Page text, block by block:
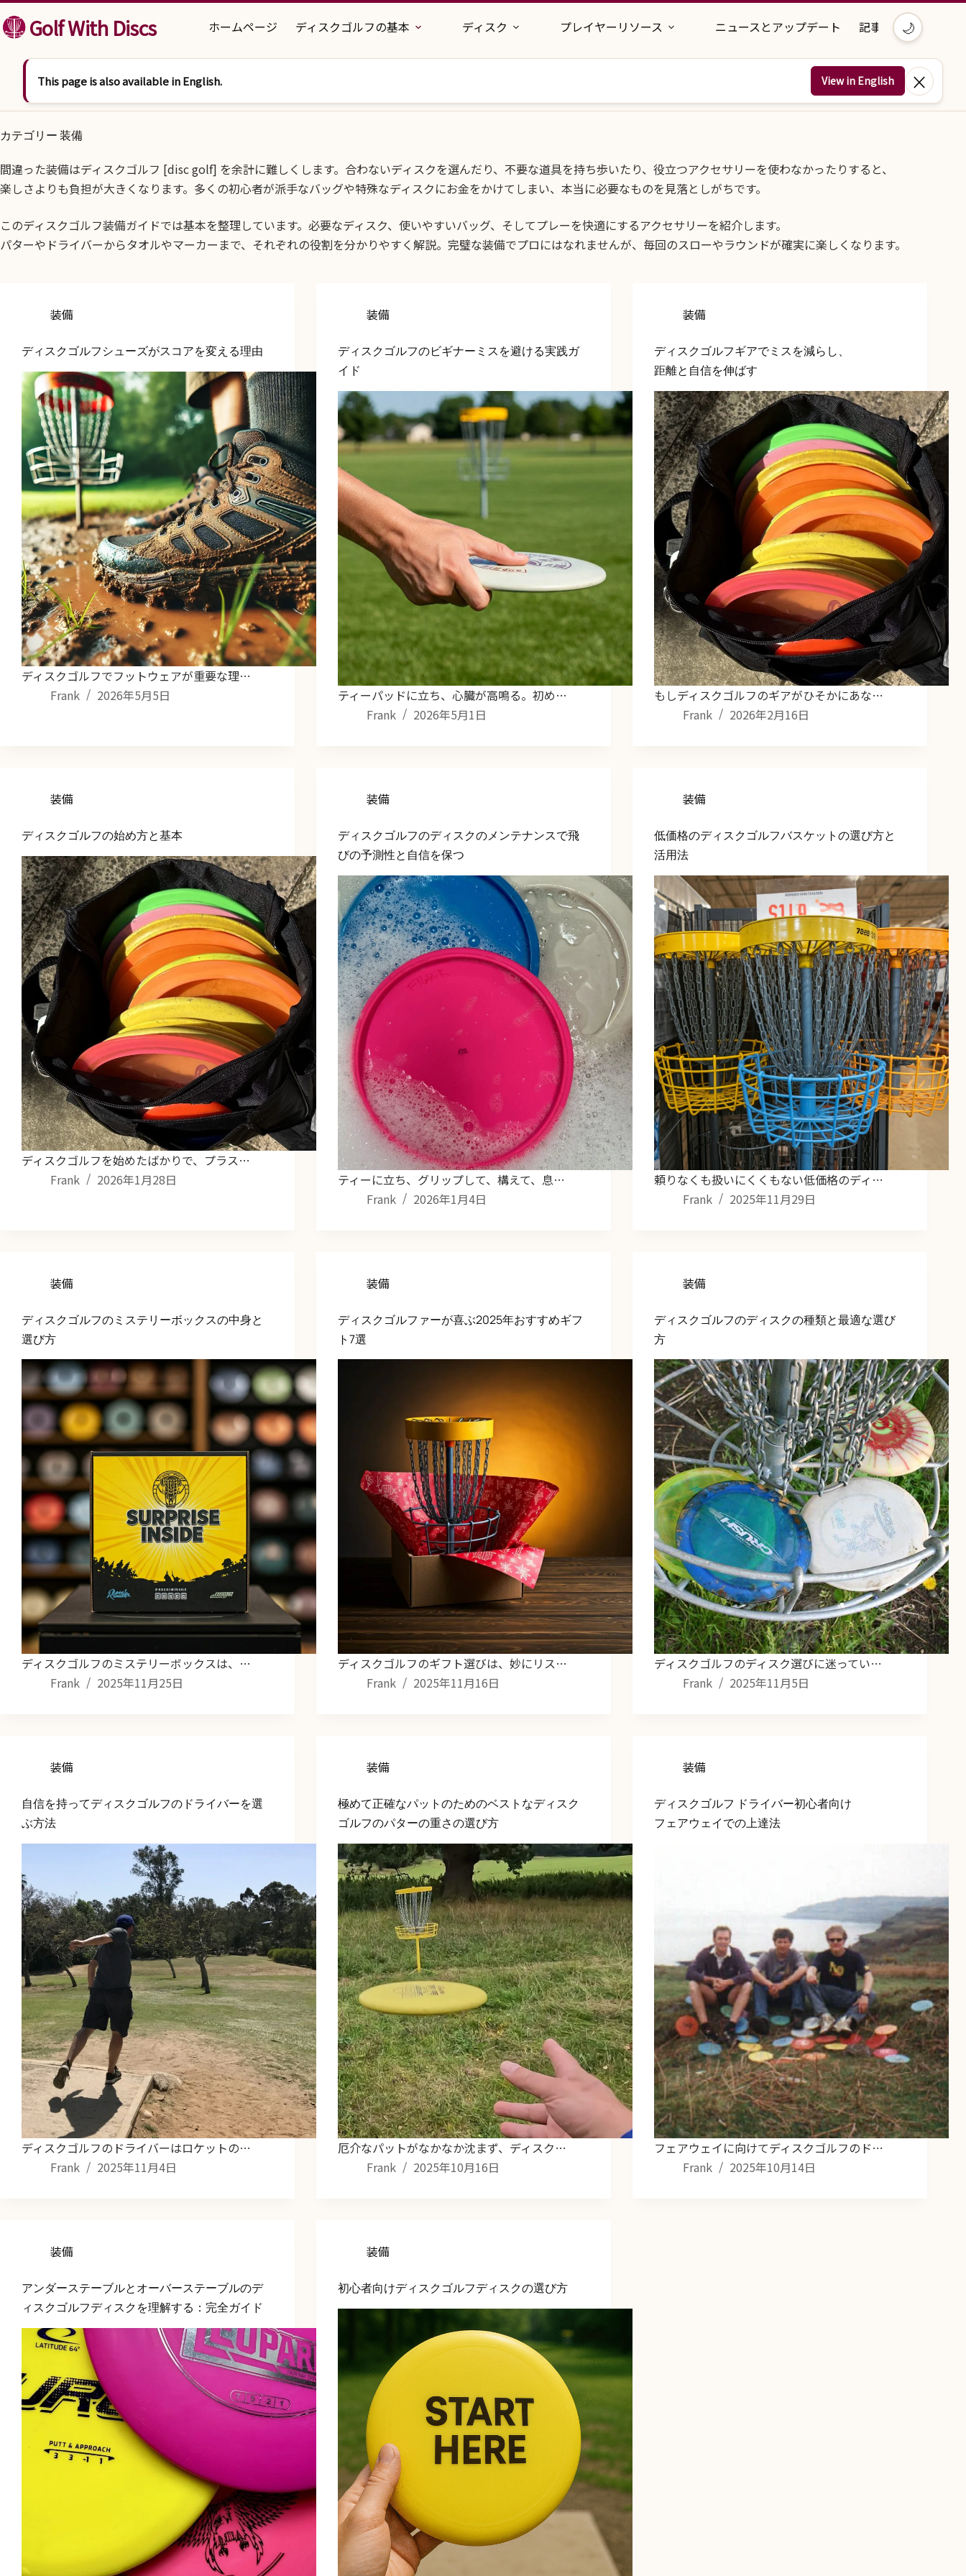
コンテンツへスキップ
Golf With Discs ホームページ ディスクゴルフの基本 ディスク プレイヤーリソース ニュースとアップデート 記事 🌙
This page is also available in English. View in English ×
カテゴリー装備
間違った装備はディスクゴルフ [disc golf] を余計に難しくします。合わないディスクを選んだり、不要な道具を持ち歩いたり、役立つアクセサリーを使わなかったりすると、
楽しさよりも負担が大きくなります。多くの初心者が派手なバッグや特殊なディスクにお金をかけてしまい、本当に必要なものを見落としがちです。
このディスクゴルフ装備ガイドでは基本を整理しています。必要なディスク、使いやすいバッグ、そしてプレーを快適にするアクセサリーを紹介します。
パターやドライバーからタオルやマーカーまで、それぞれの役割を分かりやすく解説。完璧な装備でプロにはなれませんが、毎回のスローやラウンドが確実に楽しくなります。
装備
ディスクゴルフシューズがスコアを変える理由
ディスクゴルフでフットウェアが重要な理…
Frank
2026年5月5日
装備
ディスクゴルフのビギナーミスを避ける実践ガ
イド
ティーパッドに立ち、心臓が高鳴る。初め…
Frank
2026年5月1日
装備
ディスクゴルフギアでミスを減らし、
距離と自信を伸ばす
もしディスクゴルフのギアがひそかにあな…
Frank
2026年2月16日
装備
ディスクゴルフの始め方と基本
ディスクゴルフを始めたばかりで、プラス…
Frank
2026年1月28日
装備
ディスクゴルフのディスクのメンテナンスで飛
びの予測性と自信を保つ
ティーに立ち、グリップして、構えて、息…
Frank
2026年1月4日
装備
低価格のディスクゴルフバスケットの選び方と
活用法
頼りなくも扱いにくくもない低価格のディ…
Frank
2025年11月29日
装備
ディスクゴルフのミステリーボックスの中身と
選び方
ディスクゴルフのミステリーボックスは、…
Frank
2025年11月25日
装備
ディスクゴルファーが喜ぶ2025年おすすめギフ
ト7選
ディスクゴルフのギフト選びは、妙にリス…
Frank
2025年11月16日
装備
ディスクゴルフのディスクの種類と最適な選び
方
ディスクゴルフのディスク選びに迷ってい…
Frank
2025年11月5日
装備
自信を持ってディスクゴルフのドライバーを選
ぶ方法
ディスクゴルフのドライバーはロケットの…
Frank
2025年11月4日
装備
極めて正確なパットのためのベストなディスク
ゴルフのパターの重さの選び方
厄介なパットがなかなか沈まず、ディスク…
Frank
2025年10月16日
装備
ディスクゴルフ ドライバー初心者向け
フェアウェイでの上達法
フェアウェイに向けてディスクゴルフのド…
Frank
2025年10月14日
装備
アンダーステーブルとオーバーステーブルのデ
ィスクゴルフディスクを理解する：完全ガイド
装備
初心者向けディスクゴルフディスクの選び方